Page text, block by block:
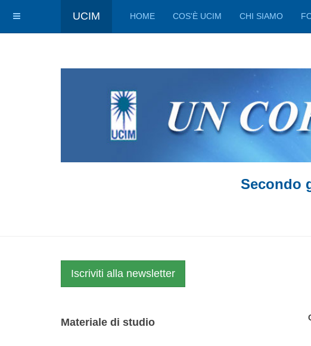
UCIM HOME COS'È UCIM CHI SIAMO
Secondo
Iscriviti alla newsletter
Materiale di studio